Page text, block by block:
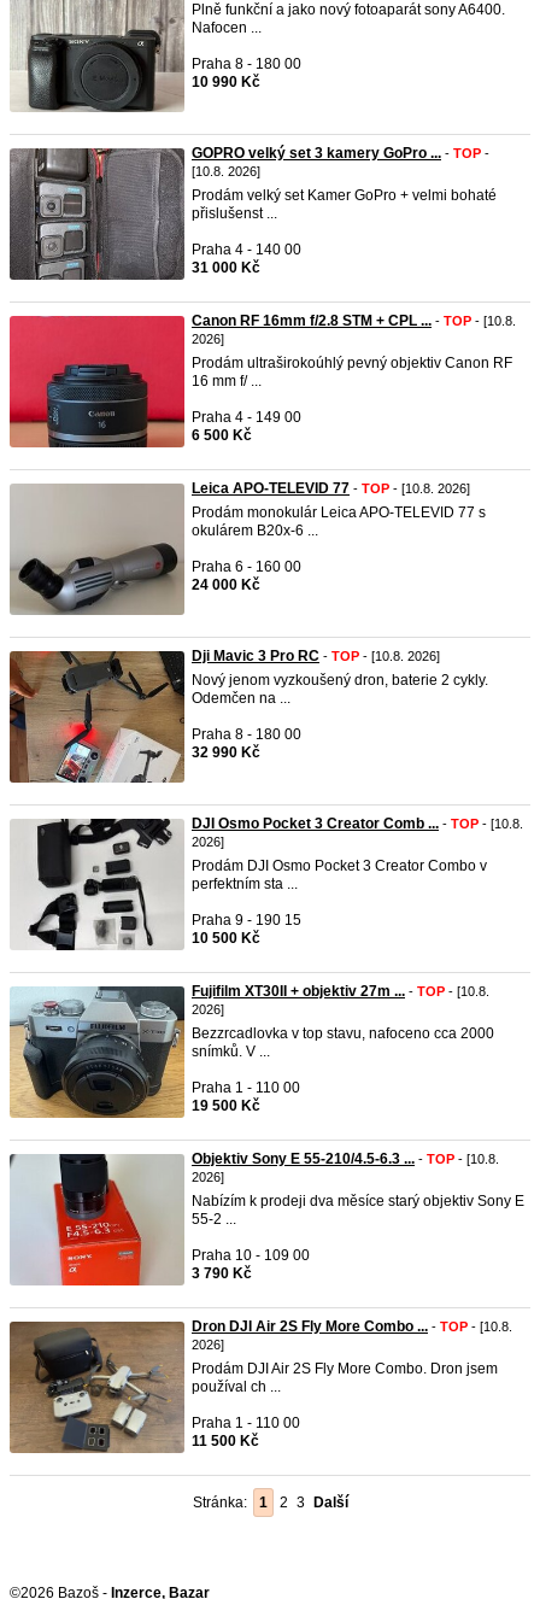
Plně funkční a jako nový fotoaparát sony A6400.
Nafocen ...
Praha 8 - 180 00
10 990 Kč
GOPRO velký set 3 kamery GoPro ... - TOP -
[10.8. 2026]
Prodám velký set Kamer GoPro + velmi bohaté
přislušenst ...
Praha 4 - 140 00
31 000 Kč
Canon RF 16mm f/2.8 STM + CPL ... - TOP - [10.8.
2026]
Prodám ultraširokoúhlý pevný objektiv Canon RF
16 mm f/ ...
Praha 4 - 149 00
6 500 Kč
Leica APO-TELEVID 77 - TOP - [10.8. 2026]
Prodám monokulár Leica APO-TELEVID 77 s
okulárem B20x-6 ...
Praha 6 - 160 00
24 000 Kč
Dji Mavic 3 Pro RC - TOP - [10.8. 2026]
Nový jenom vyzkoušený dron, baterie 2 cykly.
Odemčen na ...
Praha 8 - 180 00
32 990 Kč
DJI Osmo Pocket 3 Creator Comb ... - TOP - [10.8.
2026]
Prodám DJI Osmo Pocket 3 Creator Combo v
perfektním sta ...
Praha 9 - 190 15
10 500 Kč
Fujifilm XT30II + objektiv 27m ... - TOP - [10.8.
2026]
Bezzrcadlovka v top stavu, nafoceno cca 2000
snímků. V ...
Praha 1 - 110 00
19 500 Kč
Objektiv Sony E 55-210/4.5-6.3 ... - TOP - [10.8.
2026]
Nabízím k prodeji dva měsíce starý objektiv Sony E
55-2 ...
Praha 10 - 109 00
3 790 Kč
Dron DJI Air 2S Fly More Combo ... - TOP - [10.8.
2026]
Prodám DJI Air 2S Fly More Combo. Dron jsem
používal ch ...
Praha 1 - 110 00
11 500 Kč
Stránka: 1 2 3 Další
©2026 Bazoš - Inzerce, Bazar